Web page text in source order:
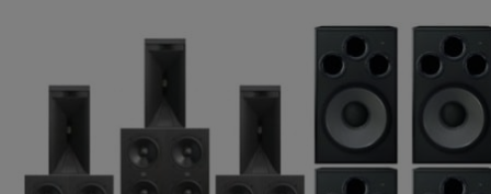
A weboldal statisztikáinak elemzésével tudjuk weboldalunkat
hogy a lehető legmagasabb felhasználói élményt nyújtsuk
Ezért gyűjtünk statisztikai adatokat a Google Analytics
kizárólag az IP címeket tárolja a személyes adatok közül.
Reklámcélú: